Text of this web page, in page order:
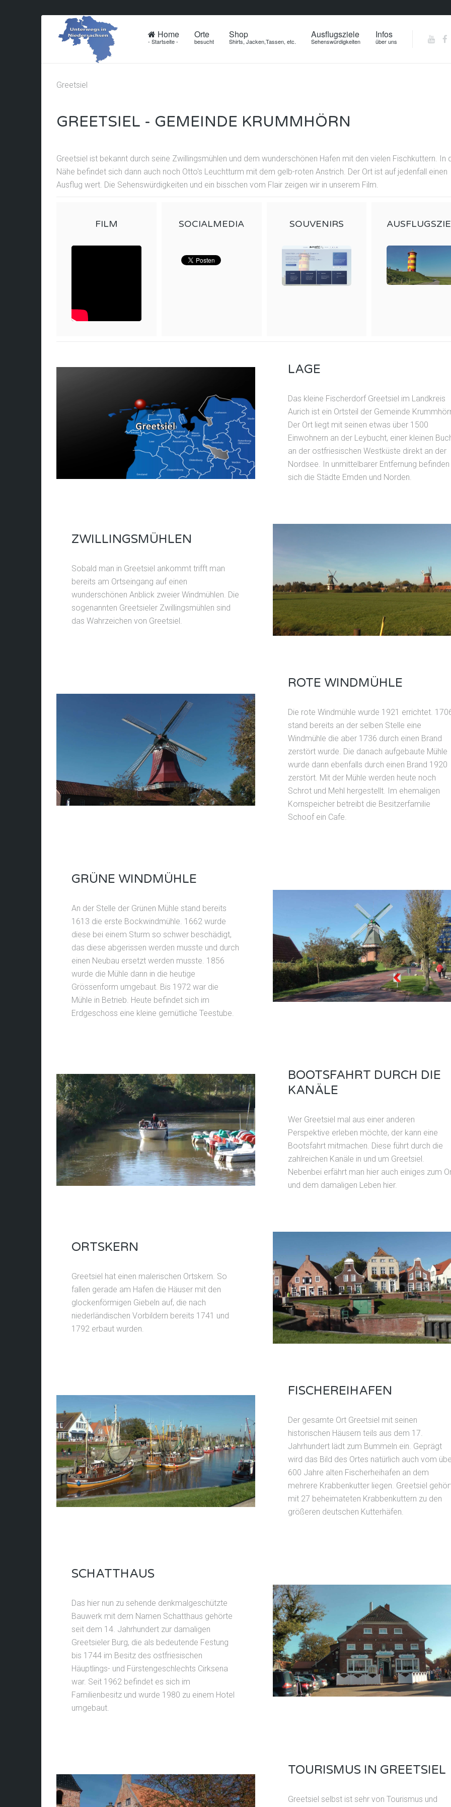
Home
- Startseite -
Orte
besucht
Shop
Shirts, Jacken,Tassen, etc.
Ausflugsziele
Sehenswürdigkeiten
Infos
über uns
Greetsiel
GREETSIEL - GEMEINDE KRUMMHÖRN
Greetsiel ist bekannt durch seine Zwillingsmühlen und dem wunderschönen Hafen mit den vielen Fischkuttern. In
Nähe befindet sich dann auch noch Otto's Leuchtturm mit dem gelb-roten Anstrich. Der Ort ist auf jedenfall einen
Ausflug wert. Die Sehenswürdigkeiten und ein bisschen vom Flair zeigen wir in unserem Film.
FILM SOCIALMEDIA SOUVENIRS
LAGE
Das kleine Fischerdorf Greetsiel im Landkreis
Aurich ist ein Ortsteil der Gemeinde
Der Ort liegt mit seinen etwas über 1500
Einwohnern an der Leybucht, einer kleinen
an der ostfriesischen Westküste direkt an der
Nordsee. In unmittelbarer Entfernung befinden
sich die Städte Emden und Norden.
ZWILLINGSMÜHLEN
Sobald man in Greetsiel ankommt trifft man
bereits am Ortseingang auf einen
wunderschönen Anblick zweier Windmühlen. Die
sogenannten Greetsieler Zwillingsmühlen sind
das Wahrzeichen von Greetsiel.
ROTE WINDMÜHLE
Die rote Windmühle wurde 1921 errichtet.
stand bereits an der selben Stelle eine
Windmühle die aber 1736 durch einen Brand
zerstört wurde. Die danach aufgebaute Mühle
wurde dann ebenfalls durch einen Brand 1920
zerstört. Mit der Mühle werden heute noch
Schrot und Mehl hergestellt. Im ehemaligen
Kornspeicher betreibt die Besitzerfamilie
Schoof ein Cafe.
GRÜNE WINDMÜHLE
An der Stelle der Grünen Mühle stand bereits
1613 die erste Bockwindmühle. 1662 wurde
diese bei einem Sturm so schwer beschädigt,
das diese abgerissen werden musste und durch
einen Neubau ersetzt werden musste. 1856
wurde die Mühle dann in die heutige
Grössenform umgebaut. Bis 1972 war die
Mühle in Betrieb. Heute befindet sich im
Erdgeschoss eine kleine gemütliche Teestube.
BOOTSFAHRT DURCH DIE
KANÄLE
Wer Greetsiel mal aus einer anderen
Perspektive erleben möchte, der kann eine
Bootsfahrt mitmachen. Diese führt durch die
zahlreichen Kanäle in und um Greetsiel.
Nebenbei erfährt man hier auch einiges zum
und dem damaligen Leben hier.
ORTSKERN
Greetsiel hat einen malerischen Ortskern. So
fallen gerade am Hafen die Häuser mit den
glockenförmigen Giebeln auf, die nach
niederländischen Vorbildern bereits 1741 und
1792 erbaut wurden.
FISCHEREIHAFEN
Der gesamte Ort Greetsiel mit seinen
historischen Häusern teils aus dem 17.
Jahrhundert lädt zum Bummeln ein. Geprägt
wird das Bild des Ortes natürlich auch vom
600 Jahre alten Fischerheihafen an dem
mehrere Krabbenkutter liegen. Greetsiel
mit 27 beheimateten Krabbenkuttern zu den
größeren deutschen Kutterhäfen.
SCHATTHAUS
Das hier nun zu sehende denkmalgeschützte
Bauwerk mit dem Namen Schatthaus gehörte
seit dem 14. Jahrhundert zur damaligen
Greetsieler Burg, die als bedeutende Festung
bis 1744 im Besitz des ostfriesischen
Häuptlings- und Fürstengeschlechts Cirksena
war. Seit 1962 befindet es sich im
Familienbesitz und wurde 1980 zu einem Hotel
umgebaut.
TOURISMUS IN GREETSIEL
Greetsiel selbst ist sehr von Tourismus und